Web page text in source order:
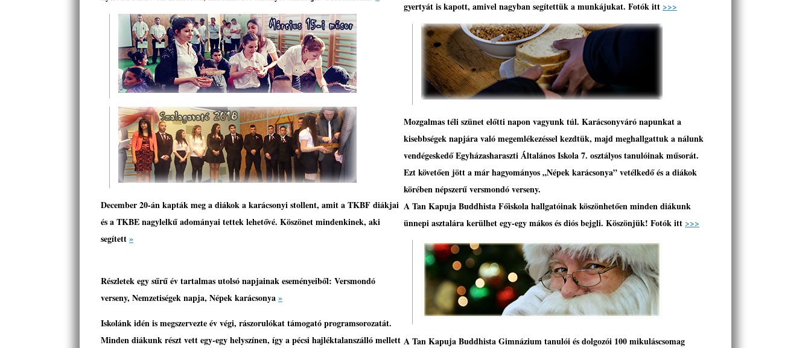
December 20-án kapták meg a diákok akarácsonyi stollent, amit a TKBF diákjai
és a TKBE nagylelkű adományai tettek lehetővé. Köszönet mindenkinek, aki
segített»
Részletek egy sűrű év tartalmas utolsó napjainak eseményeiből: Versmondó
verseny, Nemzetiségek napja, Népek karácsonya»
Iskolánk idén is megszervezte év végi, rászorulókat támogató programsorozatát.
Minden diákunk részt vett egy-egy helyszínen, így a pécsi hajléktalanszálló mellett
gyertyát is kapott, amivel nagyban segítettük a munkájukat. Fotók itt >>>
Mozgalmas téli szünet előtti napon vagyunk túl. Karácsonyváró napunkat a
kisebbségek napjára való megemlékezéssel kezdtük, majd meghallgattuk a nálunk
vendégeskedő Egyházasharaszti Általános Iskola 7. osztályos tanulóinak műsorát.
Ezt követően jött a már hagyományos „Népek karácsonya” vetélkedő és a diákok
körében népszerű versmondó verseny.
A Tan Kapuja Buddhista Főiskola hallgatóinak köszönhetően minden diákunk
ünnepi asztalára kerülhet egy-egy mákos és diós bejgli. Köszönjük! Fotók itt >>>
A Tan Kapuja Buddhista Gimnázium tanulói és dolgozói 100 mikuláscsomag